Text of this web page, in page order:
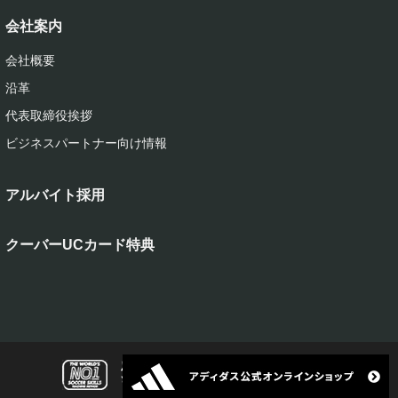
会社案内
会社概要
沿革
代表取締役挨拶
ビジネスパートナー向け情報
アルバイト採用
クーバーUCカード特典